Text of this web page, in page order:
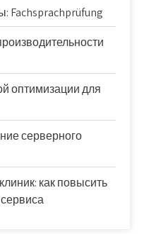
Fachsprachprüfung
оптимизации для
серверного
как повысить